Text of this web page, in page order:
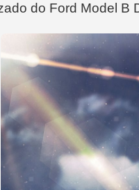
do Ford Model B